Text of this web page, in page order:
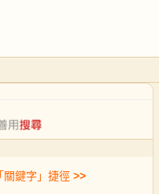
關鍵字」捷徑 >>